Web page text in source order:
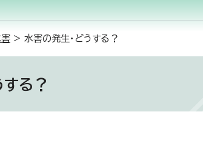
> 水害の発生・どうする？
する？